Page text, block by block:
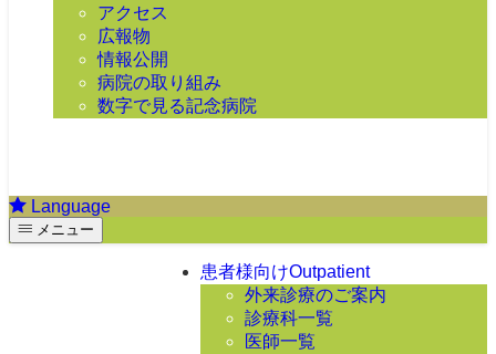
アクセス
広報物
情報公開
病院の取り組み
数字で見る記念病院
Language
メニュー
患者様向けOutpatient
外来診療のご案内
診療科一覧
医師一覧